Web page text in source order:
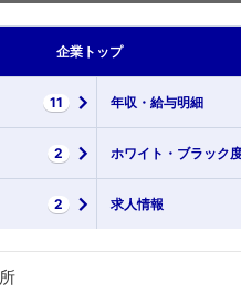
企業 トップ
11 年収・ 給与明細
2 ホワイト・ ブラック
2 求人情報